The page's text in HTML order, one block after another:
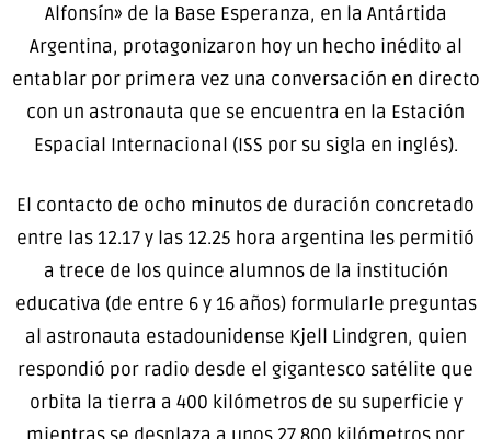
Alfonsín» de la Base Esperanza, en la Antártida
Argentina, protagonizaron hoy un hecho inédito al
entablar por primera vez una conversación en directo
con un astronauta que se encuentra en la Estación
Espacial Internacional (ISS por su sigla en inglés).
El contacto de ocho minutos de duración concretado
entre las 12.17 y las 12.25 hora argentina les permitió
a trece de los quince alumnos de la institución
educativa (de entre 6 y 16 años) formularle preguntas
al astronauta estadounidense Kjell Lindgren, quien
respondió por radio desde el gigantesco satélite que
orbita la tierra a 400 kilómetros de su superficie y